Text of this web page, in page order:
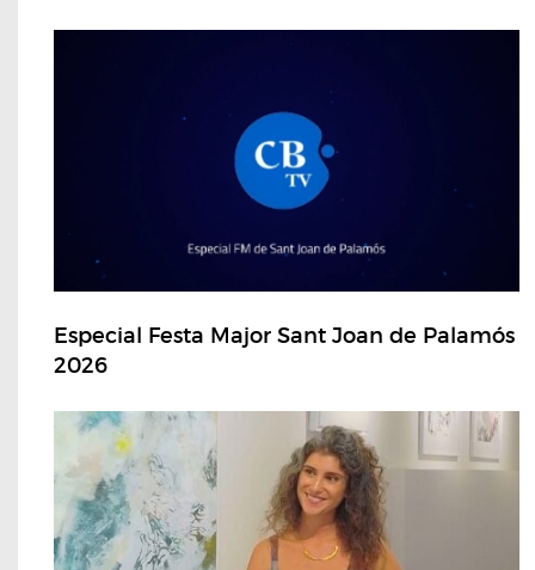
Especial Festa Major Sant Joan de Palamós
2026